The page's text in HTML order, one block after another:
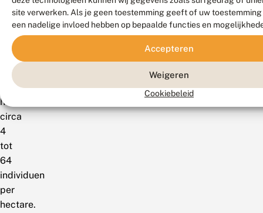
site verwerken. Als je geen toestemming geeft of uw
een nadelige invloed hebben op bepaalde functies en
Accepteren
Weigeren
Cookiebeleid
dichtheid
aan
vlinders
gemiddeld
hoog,
circa
4
tot
64
individuen
per
hectare.